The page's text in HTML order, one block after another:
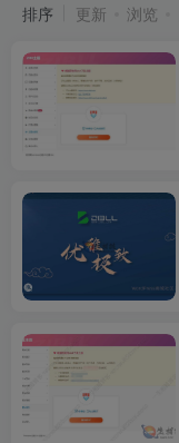
排序 更新 浏览